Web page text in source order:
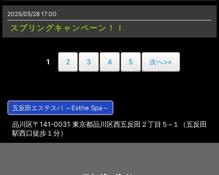
2025/05/28 17:00
スプリングキャンペーン！！
1 2 3 4 5 次へ>>
五反田エステスパ ～Esthe Spa～
品川区〒141-0031 東京都品川区西五反田２丁目５−１（五反田
駅西口徒歩１分）